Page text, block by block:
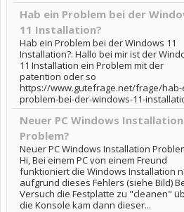
Hab ein Problem bei der
11 Installation?
Hab ein Problem bei der Windows 11
Installation?: Hallo bei mir ist der
11 Installation ein Problem mit der
patention oder so
https://www.gutefrage.net/frage/hab-
problem-bei-der-windows-11-
Neuer PC Windows Installation
Problem?
Neuer PC Windows Installation
Hi, Bei einem PC von einem Freund
funktioniert die Windows Installation
aufgrund dieses Fehlers (siehe Bild)
Versuch die Festplatte zu "cleanen"
die Konsole kam dann dieser...